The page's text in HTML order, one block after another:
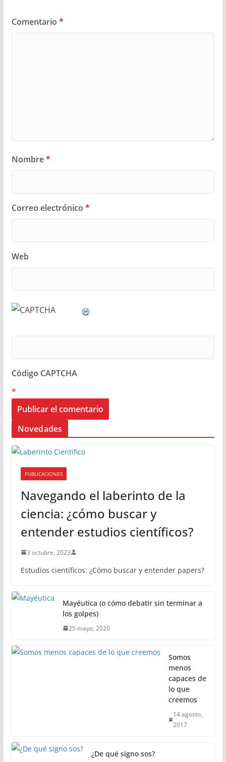
Comentario *
Nombre*
Correo electrónico *
Web
Código CAPTCHA
*
Novedades
PUBLICACIONES
Navegando el laberinto de la
ciencia: ¿cómo buscar y
entender estudios científicos?
3 octubre, 2023
Estudios científicos: ¿Cómo buscar y entender papers?
Mayéutica (o cómo debatir sin terminar a
los golpes)
25 mayo, 2020
Somos
menos
capaces de
lo que
creemos
14 agosto,
2017
¿De qué signo sos?